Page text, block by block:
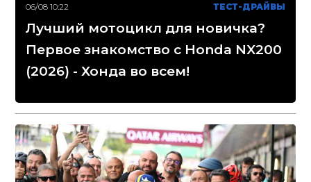
06/08 10:22 ТЕСТ-ДРАЙВЫ
Лучший мотоцикл для новичка?
Первое знакомство с Honda NX200
(2026) - Хонда во всем!